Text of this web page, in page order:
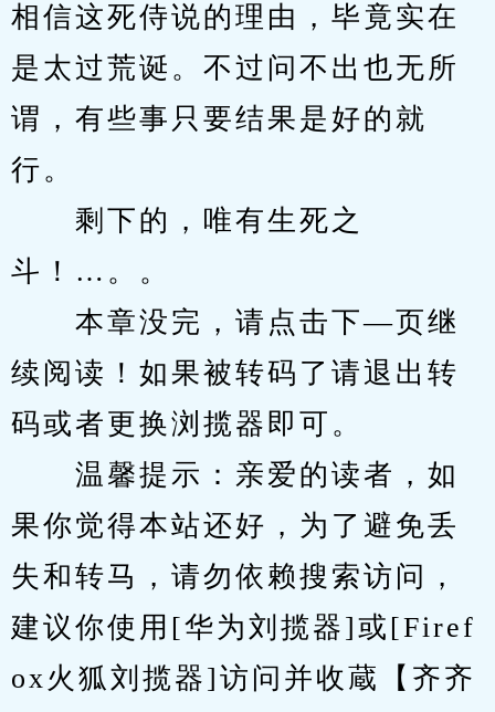
相信这死侍说的理由，毕竟实在
是太过荒诞。不过问不出也无所
谓，有些事只要结果是好的就
行。
剩下的，唯有生死之
斗！…。。
本章没完，请点击下—页继
续阅读！如果被转码了请退出转
码或者更换浏揽器即可。
温馨提示：亲爱的读者，如
果你觉得本站还好，为了避免丢
失和转马，请勿依赖搜索访问，
建议你使用[华为刘揽器]或[Firef
ox火狐刘揽器]访问并收蔵【齐齐